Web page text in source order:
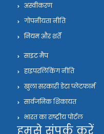
अस्वीकरण
गोपनीयता नीति
नियम और शर्तें
साइट मैप
हाइपरलिंकिंग नीति
खुला सरकारी डेटा प्लेटफार्म
सार्वजनिक शिकायत
भारत का राष्ट्रीय पोर्टल
हमसे संपर्क करें